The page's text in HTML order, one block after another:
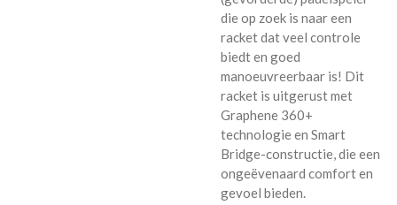
die op zoek is naar een
racket dat veel controle
biedt en goed
manoeuvreerbaar is! Dit
racket is uitgerust met
Graphene 360+
technologie en Smart
Bridge-constructie, die een
ongeëvenaard comfort en
gevoel bieden.